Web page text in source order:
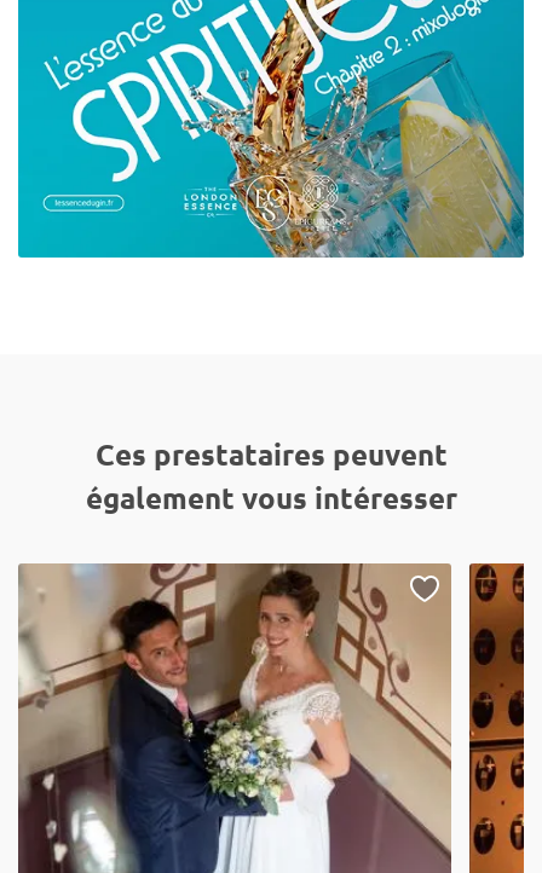
Ces prestataires peuvent
également vous intéresser